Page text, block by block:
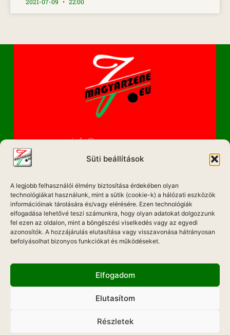
Süti beállítások
A legjobb felhasználói élmény biztosítása érdekében olyan
technológiákat használunk, mint a sütik (cookie-k) a hálózati eszközök
információinak tárolására és/vagy elérésére. Ezen technológiák
elfogadása lehetővé teszi számunkra, hogy olyan adatokat dolgozzunk
fel ezen az oldalon, mint a böngészési viselkedés vagy az egyedi
azonosítók. A hozzájárulás elutasítása vagy visszavonása hátrányosan
befolyásolhat bizonyos funkciókat és működéseket.
Elfogadom
Elutasítom
Részletek
info@magyarzene.eu
IMPRESSZUM
ETIKAI KÓDEX
MÉDIA AJÁNLAT
ADATKEZELÉSI NYILATKOZAT
Hadd Szóljon!
Weboldal Készítés: ONMEDIAWEB